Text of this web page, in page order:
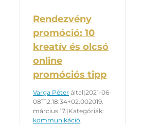
Rendezvény
promóció: 10
kreatív és olcsó
online
promóciós tipp
Varga Péter által|2021-06-
08T12:18:34+02:002019.
március 17.| Kategóriák:
kommunikáció,